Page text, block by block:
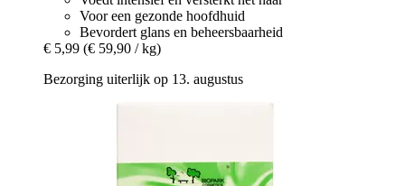
Voor een gezonde hoofdhuid
Bevordert glans en beheersbaarheid
€ 5,99 (€ 59,90 / kg)
Bezorging uiterlijk op 13. augustus